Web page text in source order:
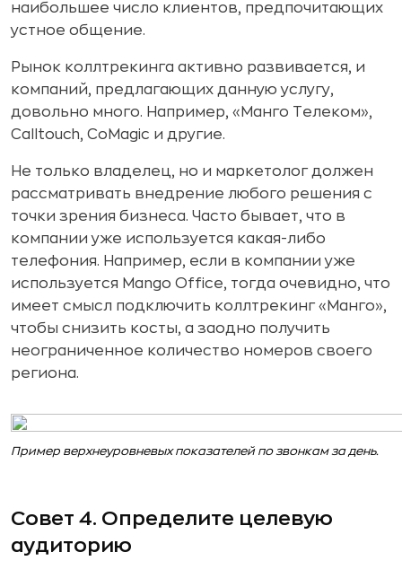
наибольшее число клиентов, предпочитающих
устное общение.
Рынок коллтрекинга активно развивается, и
компаний, предлагающих данную услугу,
довольно много. Например, «Манго Телеком»,
Calltouch, CoMagic и другие.
Не только владелец, но и маркетолог должен
рассматривать внедрение любого решения с
точки зрения бизнеса. Часто бывает, что в
компании уже используется какая-либо
телефония. Например, если в компании уже
используется Mango Office, тогда очевидно, что
имеет смысл подключить коллтрекинг «Манго»,
чтобы снизить косты, а заодно получить
неограниченное количество номеров своего
региона.
Пример верхнеуровневых показателей по звонкам за день.
Совет 4. Определите целевую
аудиторию